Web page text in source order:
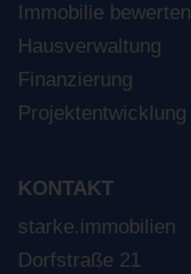
Immobilie bewerten
Hausverwaltung
Finanzierung
Projektentwicklung
KONTAKT
starke.immobilien
Dorfstraße 21